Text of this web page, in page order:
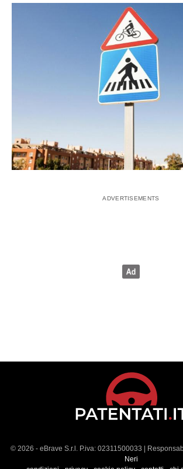
© 2026 - eBrave S.r.l. P.iva: 02311500033 |
Neri